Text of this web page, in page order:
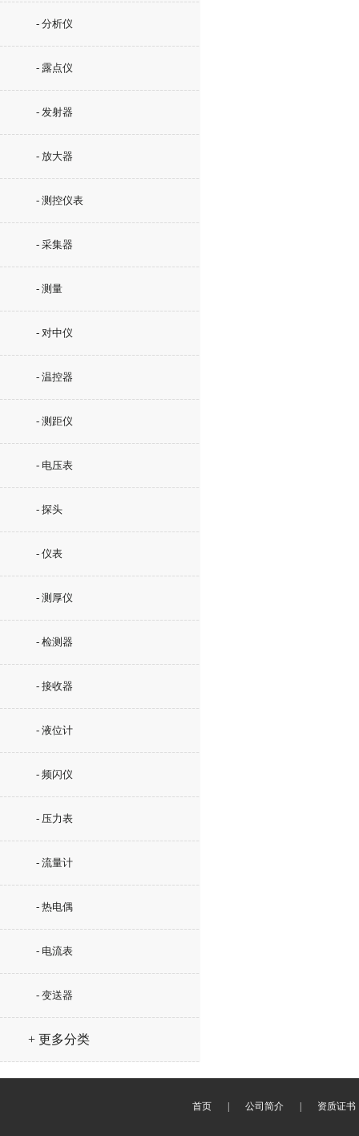
- 分析仪
- 露点仪
- 发射器
- 放大器
- 测控仪表
- 采集器
- 测量
- 对中仪
- 温控器
- 测距仪
- 电压表
- 探头
- 仪表
- 测厚仪
- 检测器
- 接收器
- 液位计
- 频闪仪
- 压力表
- 流量计
- 热电偶
- 电流表
- 变送器
+ 更多分类
首页 公司简介 资质证书